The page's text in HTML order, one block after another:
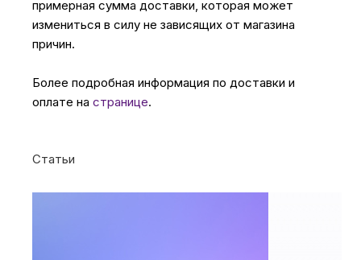
примерная сумма доставки, которая может
измениться в силу не зависящих от магазина
причин.
Более подробная информация по доставки и
оплате на странице.
Статьи